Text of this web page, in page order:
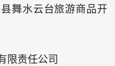
舞水云台旅游商品开
限责任公司